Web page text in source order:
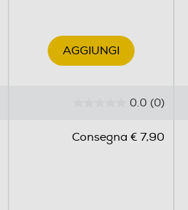
AGGIUNGI
0.0 (0)
Consegna € 7,90